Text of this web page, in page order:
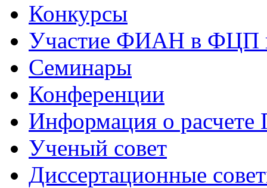
Конкурсы
Участие ФИАН в ФЦП
Семинары
Конференции
Информация о
Ученый совет
Диссертационные